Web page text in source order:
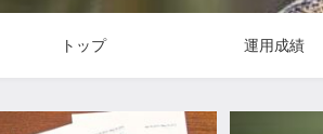
トップ 運用成績